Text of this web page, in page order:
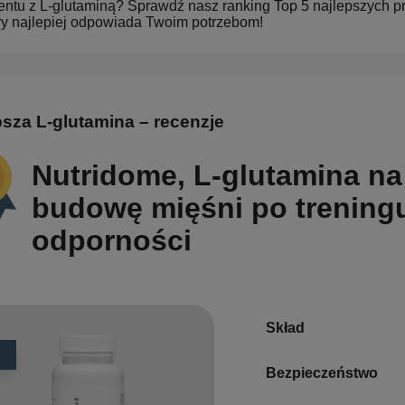
z L-glutaminą? Sprawdź nasz ranking Top 5 najlepszych
najlepiej odpowiada Twoim potrzebom!
L-glutamina – recenzje
Nutridome, L-glutamina
budowę mięśni po
odporności
Skład
Bezpieczeństwo